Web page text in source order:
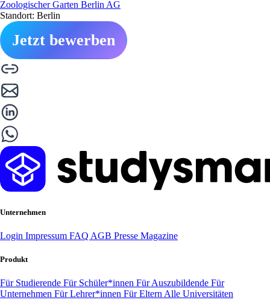
Zoologischer Garten Berlin AG
Standort: Berlin
Jetzt bewerben
Unternehmen
Login Impressum FAQ AGB Presse Magazine
Produkt
Für Studierende Für Schüler*innen Für Auszubildende Für
Unternehmen Für Lehrer*innen Für Eltern Alle Universitäten